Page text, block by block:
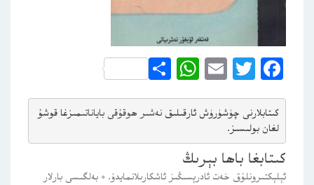
Facebook
Twitter
Email
WhatsApp
Share
كىتابلارنى چۈشۈرۈش ئارقىلىق نەشىر ھوقۇقى باياناتىمىزغا قوشۇ
لغان بولىسىز.
كىتابغا باھا بېرىڭ
ئېلېكتىرونلۇق خەت ئادرېسىڭىز ئاشكارىلانمايدۇ. * بەلگىسى بارلار